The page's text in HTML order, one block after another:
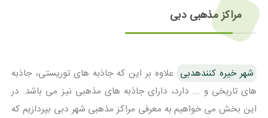
مراکز مذهبی دبی
شهر خیره کنندهدبی علاوه بر این که جاذبه های توریستی، جاذبه
های تاریخی و ... دارد، دارای جاذبه های مذهبی نیز می باشد. در
این بخش می خواهیم به معرفی مراکز مذهبی شهر دبی بپردازیم که